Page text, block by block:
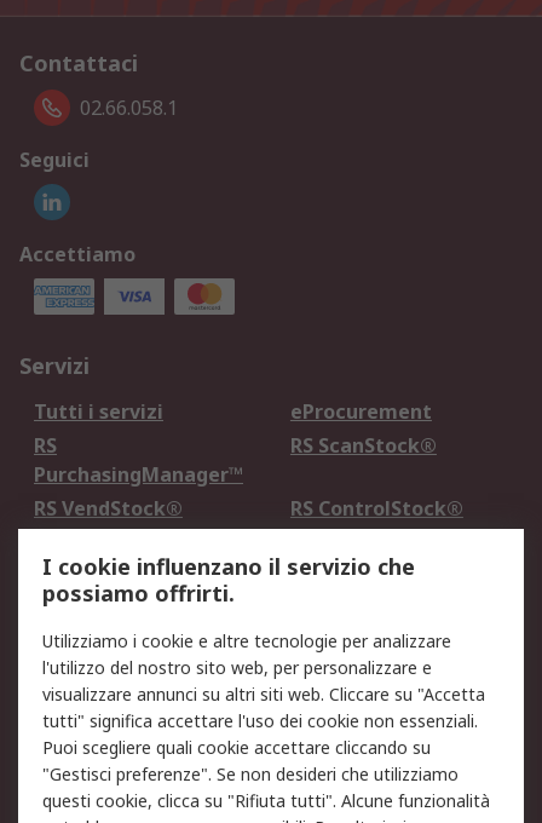
Contattaci
02.66.058.1
Seguici
Accettiamo
Servizi
Tutti i servizi
eProcurement
RS
PurchasingManager™
RS ScanStock®
RS VendStock®
RS ControlStock®
Legale
Informativa Cookie
Informativa Privacy -
Aggiornata
Email Security
Termini d'uso
Condizioni di vendita
Condizioni generali di
servizio
Etica e responsabilità
I cookie influenzano il servizio che
possiamo offrirti.
Utilizziamo i cookie e altre tecnologie per analizzare
l'utilizzo del nostro sito web, per personalizzare e
visualizzare annunci su altri siti web. Cliccare su "Accetta
tutti" significa accettare l'uso dei cookie non essenziali.
Puoi scegliere quali cookie accettare cliccando su
"Gestisci preferenze". Se non desideri che utilizziamo
questi cookie, clicca su "Rifiuta tutti". Alcune funzionalità